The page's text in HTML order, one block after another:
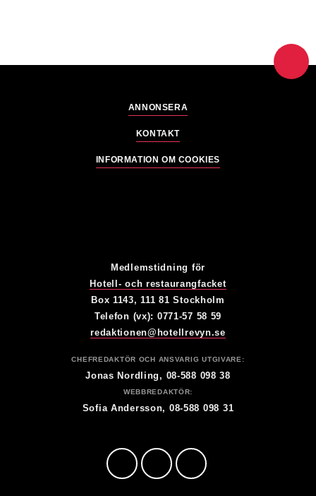
ANNONSERA
KONTAKT
INFORMATION OM COOKIES
Medlemstidning för
Hotell- och restaurangfacket
Box 1143, 111 81 Stockholm
Telefon (vx): 0771-57 58 59
redaktionen@hotellrevyn.se
CHEFREDAKTÖR OCH ANSVARIG UTGIVARE:
Jonas Nordling, 08-588 098 38
WEBBREDAKTÖR:
Sofia Andersson, 08-588 098 31